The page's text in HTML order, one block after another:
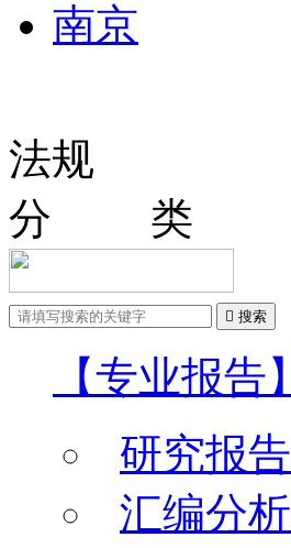
南京
法规
分 类
 搜索
【专业报告】
研究报告
汇编分析